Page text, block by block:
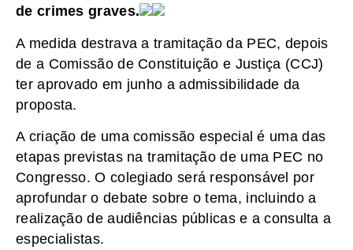
de crimes graves.
A medida destrava a tramitação da PEC, depois
de a Comissão de Constituição e Justiça (CCJ)
ter aprovado em junho a admissibilidade da
proposta.
A criação de uma comissão especial é uma das
etapas previstas na tramitação de uma PEC no
Congresso. O colegiado será responsável por
aprofundar o debate sobre o tema, incluindo a
realização de audiências públicas e a consulta a
especialistas.